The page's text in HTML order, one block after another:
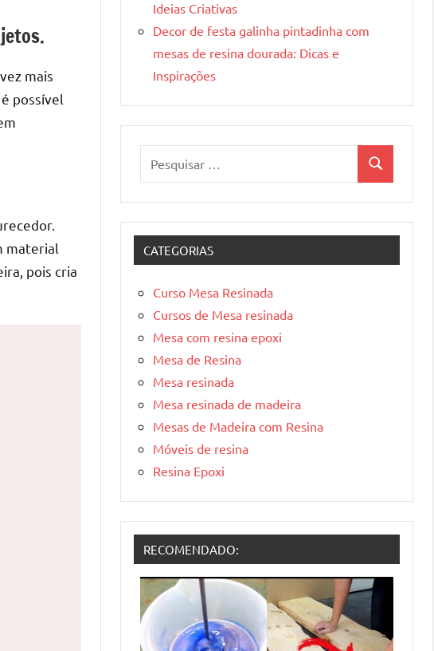
mais
possível
material
pois cria
Ideias Criativas
Decor de festa galinha pintadinha com
mesas de resina dourada: Dicas e
Inspirações
Pesquisa
CATEGORIAS
Curso Mesa Resinada
Cursos de Mesa resinada
Mesa com resina epoxi
Mesa de Resina
Mesa resinada
Mesa resinada de madeira
Mesas de Madeira com Resina
Móveis de resina
Resina Epoxi
RECOMENDADO: